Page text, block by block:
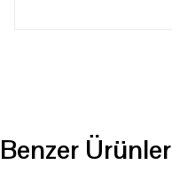
Benzer Ürünler